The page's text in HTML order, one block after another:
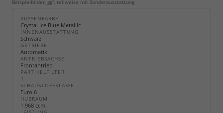
Beispielbilder, ggf. teilweise mit Sonderausstattung
AUSSENFARBE
Crystal Ice Blue Metallic
INNENAUSSTATTUNG
Schwarz
GETRIEBE
Automatik
ANTRIEBSACHSE
Frontantrieb
PARTIKELFILTER
1
SCHADSTOFFKLASSE
Euro 6
HUBRAUM
1.968 ccm